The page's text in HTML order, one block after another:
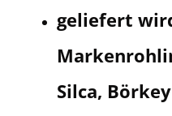
geliefert
Silca,